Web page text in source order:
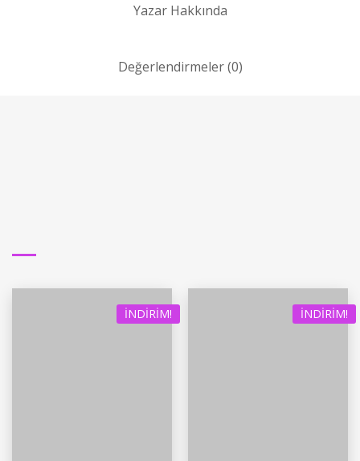
Yazar Hakkında
Değerlendirmeler (0)
İNDIRIM! İNDIRIM!